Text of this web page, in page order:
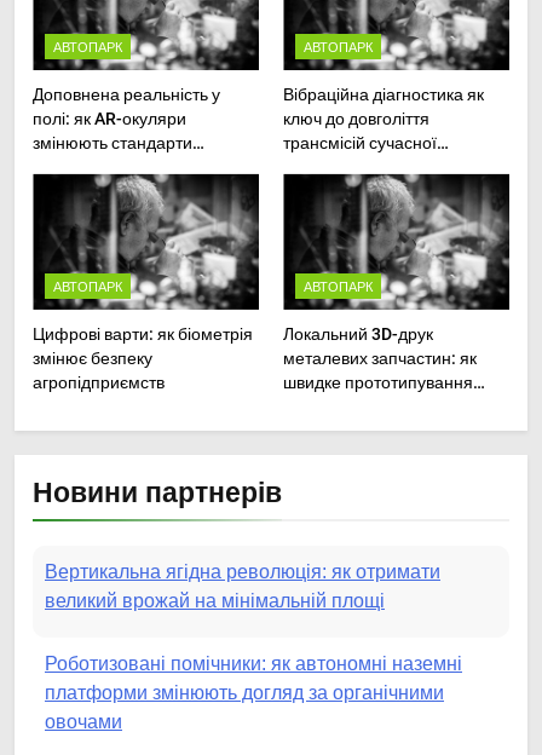
АВТОПАРК
Доповнена реальність у
полі: як AR-окуляри
змінюють стандарти
сільськогосподарської
техніки
АВТОПАРК
Вібраційна діагностика як
ключ до довголіття
трансмісій сучасної
АВТОПАРК
Цифрові варти: як біометрія
змінює безпеку
агропідприємств
АВТОПАРК
Локальний 3D-друк
металевих запчастин: як
швидке прототипування
Новини партнерів
Вертикальна ягідна революція: як отримати
великий врожай на мінімальній площі
Роботизовані помічники: як автономні наземні
платформи змінюють догляд за органічними
Пермакультурні стратегії управління водними
ресурсами: як зробити мале господарство стійким